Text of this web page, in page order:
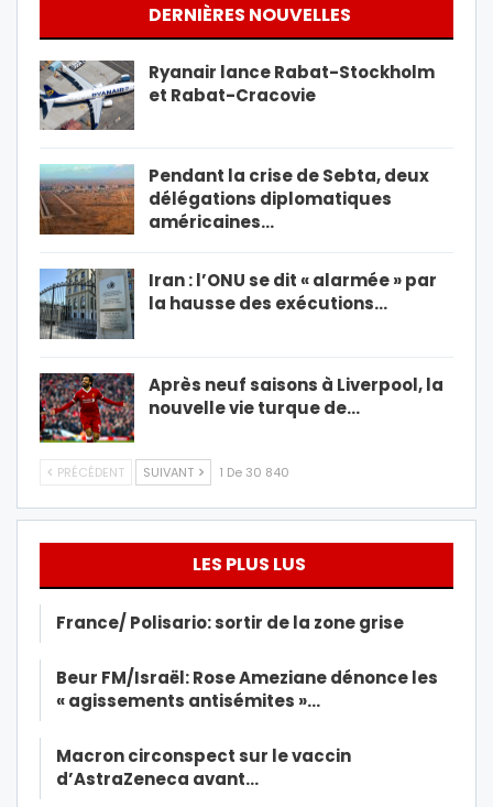
DERNIÈRES NOUVELLES
Ryanair lance Rabat-Stockholm
et Rabat-Cracovie
Pendant la crise de Sebta, deux
délégations diplomatiques
américaines…
Iran : l’ONU se dit « alarmée » par
la hausse des exécutions…
Après neuf saisons à Liverpool, la
nouvelle vie turque de…
PRÉCÉDENT SUIVANT 1 De 30 840
LES PLUS LUS
France/ Polisario: sortir de la zone grise
Beur FM/Israël: Rose Ameziane dénonce les
« agissements antisémites »…
Macron circonspect sur le vaccin
d’AstraZeneca avant…